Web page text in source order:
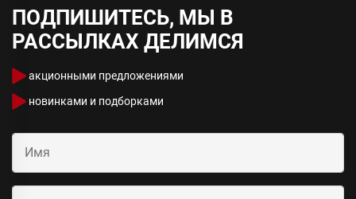
ПОДПИШИТЕСЬ, МЫ В
РАССЫЛКАХ ДЕЛИМСЯ
акционными предложениями
новинками и подборками